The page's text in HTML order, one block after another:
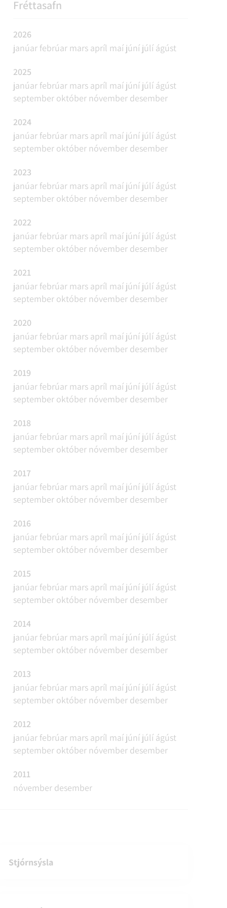
Fréttasafn
2026
janúar febrúar mars apríl maí júní júlí ágúst
2025
janúar febrúar mars apríl maí júní júlí ágúst
september október nóvember desember
2024
janúar febrúar mars apríl maí júní júlí ágúst
september október nóvember desember
2023
janúar febrúar mars apríl maí júní júlí ágúst
september október nóvember desember
2022
janúar febrúar mars apríl maí júní júlí ágúst
september október nóvember desember
2021
janúar febrúar mars apríl maí júní júlí ágúst
september október nóvember desember
2020
janúar febrúar mars apríl maí júní júlí ágúst
september október nóvember desember
2019
janúar febrúar mars apríl maí júní júlí ágúst
september október nóvember desember
2018
janúar febrúar mars apríl maí júní júlí ágúst
september október nóvember desember
2017
janúar febrúar mars apríl maí júní júlí ágúst
september október nóvember desember
2016
janúar febrúar mars apríl maí júní júlí ágúst
september október nóvember desember
2015
janúar febrúar mars apríl maí júní júlí ágúst
september október nóvember desember
2014
janúar febrúar mars apríl maí júní júlí ágúst
september október nóvember desember
2013
janúar febrúar mars apríl maí júní júlí ágúst
september október nóvember desember
2012
janúar febrúar mars apríl maí júní júlí ágúst
september október nóvember desember
2011
nóvember desember
Stjórnsýsla